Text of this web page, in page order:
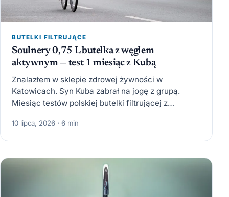
BUTELKI FILTRUJĄCE
Soulnery 0,75 L butelka z węglem
aktywnym — test 1 miesiąc z Kubą
Znalazłem w sklepie zdrowej żywności w
Katowicach. Syn Kuba zabrał na jogę z grupą.
Miesiąc testów polskiej butelki filtrującej z
10 lipca, 2026 · 6 min